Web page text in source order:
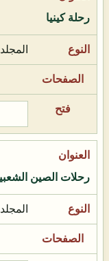
رحلة كينيا
رحلات الصين